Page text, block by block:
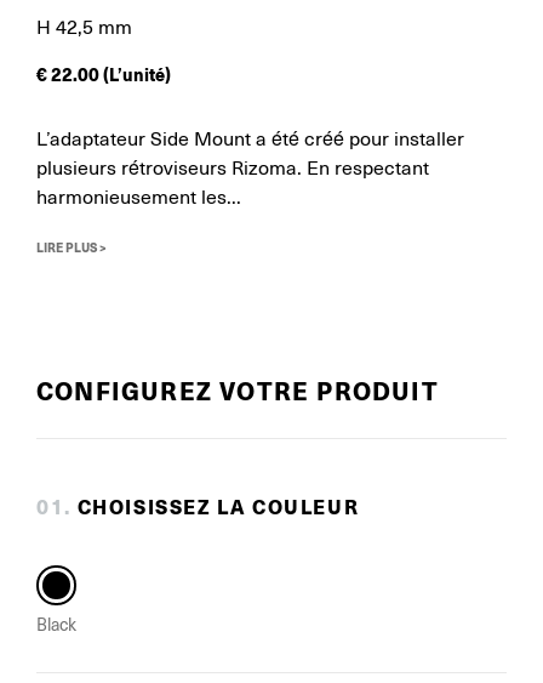
H 42,5 mm
€22.00(L’unité)
L’adaptateur Side Mount a été créé pour installer
plusieurs rétroviseurs Rizoma. En respectant
harmonieusement les...
LIRE PLUS >
CONFIGUREZ VOTRE PRODUIT
01 . CHOISISSEZ LA COULEUR
Black